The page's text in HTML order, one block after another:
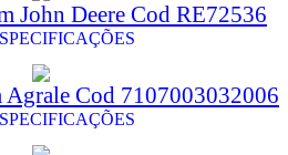
John Deere Cod RE72536
Agrale Cod 7107003032006